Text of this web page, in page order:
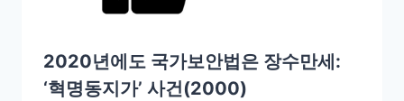
2020년에도 국가보안법은 장수만세:
‘혁명동지가’ 사건(2000)